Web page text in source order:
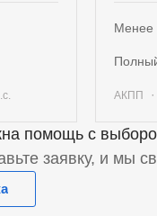
Менее
АКПП ·
помощь с
заявку, и мы